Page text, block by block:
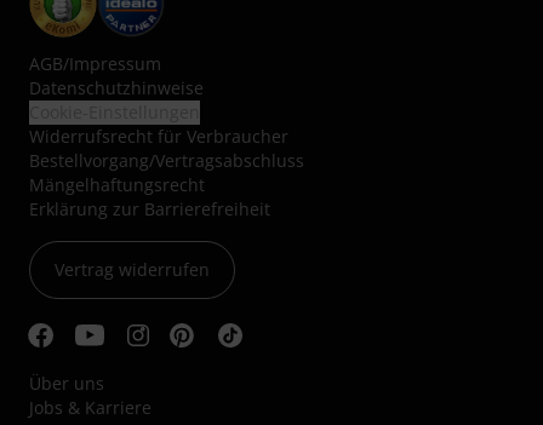
AGB/Impressum
Datenschutzhinweise
Widerrufsrecht für Verbraucher
Bestellvorgang/Vertragsabschluss
Mängelhaftungsrecht
Erklärung zur Barrierefreiheit
Vertrag widerrufen
Über uns
Jobs & Karriere